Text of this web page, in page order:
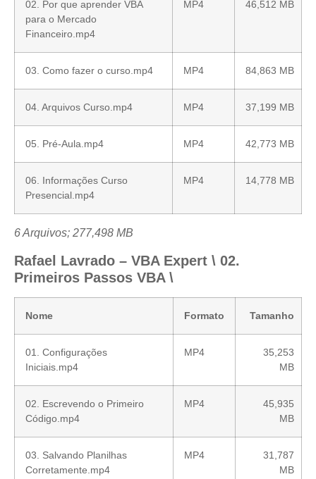
02. Por que aprender VBA
para o Mercado
Financeiro.mp4
MP4 46,512 MB
03. Como fazer o curso.mp4 MP4 84,863 MB
04. Arquivos Curso.mp4 MP4 37,199 MB
05. Pré-Aula.mp4 MP4 42,773 MB
06. Informações Curso
Presencial.mp4
MP4 14,778 MB
6 Arquivos; 277,498 MB
Rafael Lavrado – VBA Expert \ 02.
Primeiros Passos VBA \
Nome Formato Tamanho
01. Configurações
Iniciais.mp4
MP4
35,253
MB
02. Escrevendo o Primeiro
Código.mp4
MP4
45,935
MB
03. Salvando Planilhas
Corretamente.mp4
MP4
31,787
MB